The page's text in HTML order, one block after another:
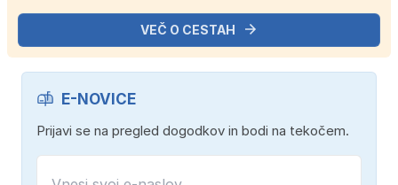
VEČ O CESTAH
E-NOVICE
Prijavi se na pregled dogodkov in bodi na tekočem.